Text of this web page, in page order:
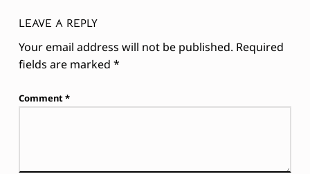
LEAVE A REPLY
Your email address will not be published. Required
fields are marked *
Comment*